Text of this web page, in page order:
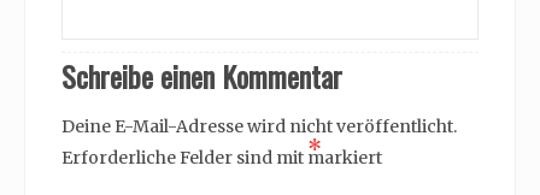
Schreibe einen Kommentar
Deine E-Mail-Adresse wird nicht veröffentlicht.
Erforderliche Felder sind mit *
markiert